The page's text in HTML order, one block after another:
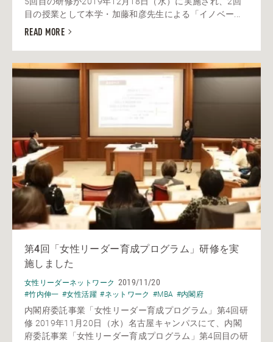
目の授業として本学・加藤和彦先生による「イノベー...
READ MORE
第4回「女性リーダー育成プログラム」研修を実
施しました
女性リーダーネットワーク 2019/11/20
#竹内伸一 #女性活躍 #ネットワーク #MBA #内閣府
内閣府委託事業「女性リーダー育成プログラム」第4回研
修 2019年11月20日（水）名古屋キャンパスにて、内閣
府委託事業「女性リーダー育成プログラム」第4回目の研